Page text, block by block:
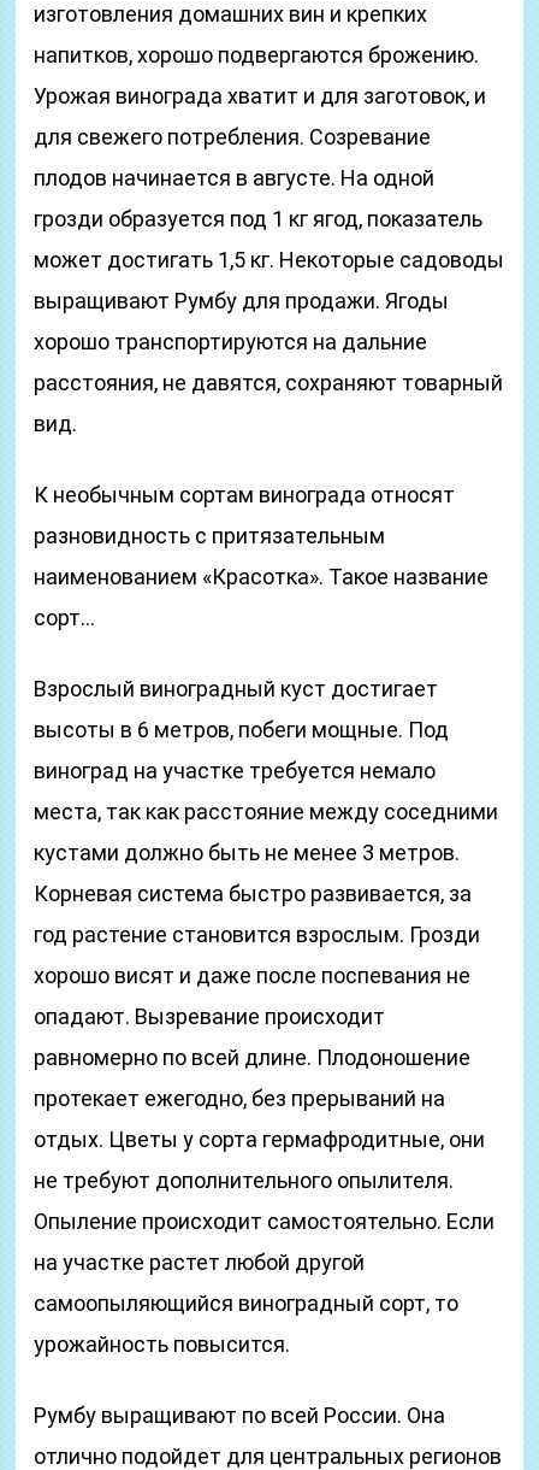
изготовления домашних вин и крепких
напитков, хорошо подвергаются брожению.
Урожая винограда хватит и для заготовок, и
для свежего потребления. Созревание
плодов начинается в августе. На одной
грозди образуется под 1 кг ягод, показатель
может достигать 1,5 кг. Некоторые садоводы
выращивают Румбу для продажи. Ягоды
хорошо транспортируются на дальние
расстояния, не давятся, сохраняют товарный
вид.
К необычным сортам винограда относят
разновидность с притязательным
наименованием «Красотка». Такое название
сорт…
Взрослый виноградный куст достигает
высоты в 6 метров, побеги мощные. Под
виноград на участке требуется немало
места, так как расстояние между соседними
кустами должно быть не менее 3 метров.
Корневая система быстро развивается, за
год растение становится взрослым. Грозди
хорошо висят и даже после поспевания не
опадают. Вызревание происходит
равномерно по всей длине. Плодоношение
протекает ежегодно, без прерываний на
отдых. Цветы у сорта гермафродитные, они
не требуют дополнительного опылителя.
Опыление происходит самостоятельно. Если
на участке растет любой другой
самоопыляющийся виноградный сорт, то
урожайность повысится.
Румбу выращивают по всей России. Она
отлично подойдет для центральных регионов